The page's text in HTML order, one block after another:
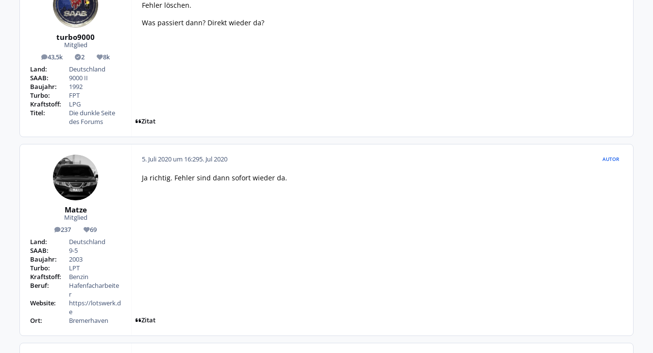
turbo9000
Mitglied
43,5k
Beiträge 2
Lösungen
8k
Reputation
Land:
Deutschland
SAAB:
9000 II
Baujahr:
1992
Turbo:
FPT
Kraftstoff:
LPG
Titel:
Die dunkle Seite
des Forums
Fehler löschen.
Was passiert dann? Direkt wieder da?
Zitat
Matze
Mitglied
237
Beiträge 69
Reputation
Land:
Deutschland
SAAB:
9-5
Baujahr:
2003
Turbo:
LPT
Kraftstoff:
Benzin
Beruf:
Hafenfacharbeite
r
Website:
https://lotswerk.d
e
Ort:
Bremerhaven
5. Juli 2020 um 16:295. Jul 2020 AUTOR
Ja richtig. Fehler sind dann sofort wieder da.
Zitat